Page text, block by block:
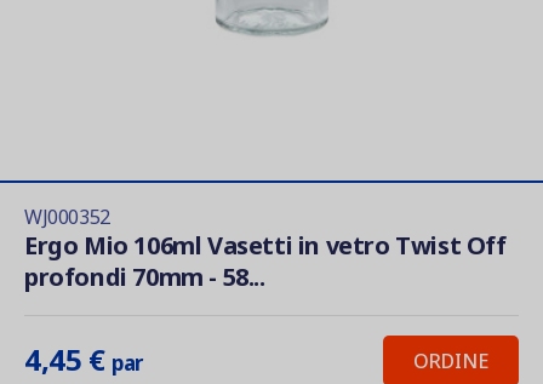
WJ000352
Ergo Mio 106ml Vasetti in vetro Twist Off
profondi 70mm - 58...
4,45 € par ORDINE